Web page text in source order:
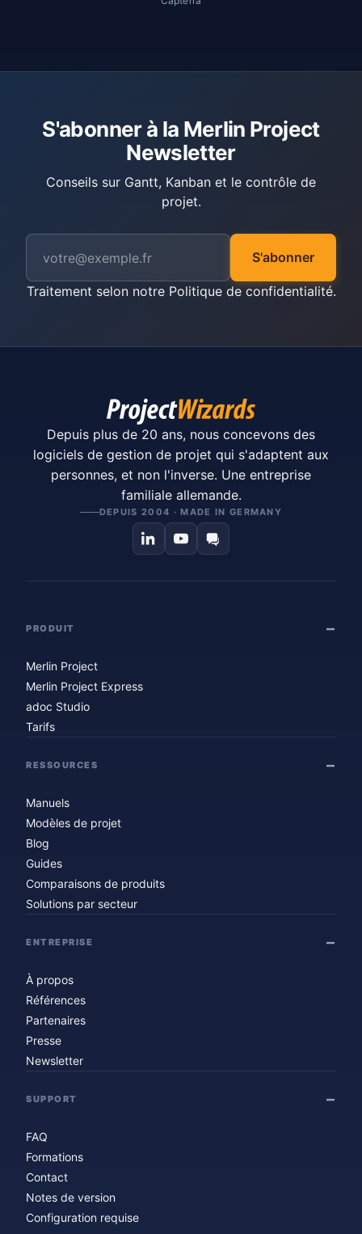
S'abonner à la Merlin Project
Newsletter
Conseils sur Gantt, Kanban et le contrôle de
projet.
S'abonner
Traitement selon notre Politique de confidentialité.
Depuis plus de 20 ans, nous concevons des
logiciels de gestion de projet qui s'adaptent aux
personnes, et non l'inverse. Une entreprise
familiale allemande.
DEPUIS 2004 · MADE IN GERMANY
PRODUIT
Merlin Project
Merlin Project Express
adoc Studio
Tarifs
RESSOURCES
Manuels
Modèles de projet
Blog
Guides
Comparaisons de produits
Solutions par secteur
ENTREPRISE
À propos
Références
Partenaires
Presse
Newsletter
SUPPORT
FAQ
Formations
Contact
Notes de version
Configuration requise